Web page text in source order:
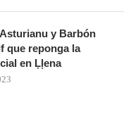
y Barbón
que reponga la
en Ḷḷena